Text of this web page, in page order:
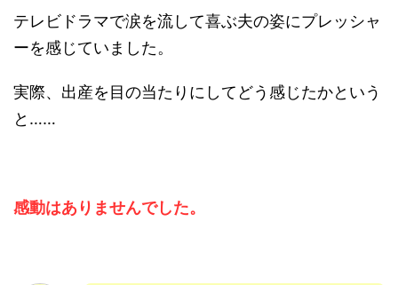
テレビドラマで涙を流して喜ぶ夫の姿にプレッシャ
ーを感じていました。
実際、出産を目の当たりにしてどう感じたかという
と……
感動はありませんでした。